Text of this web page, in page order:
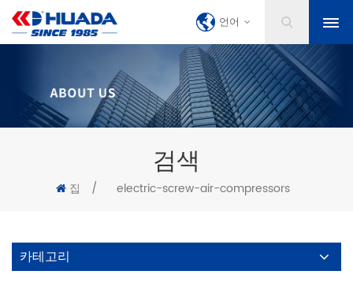
언어
검색
집 / electric-screw-air-compressors
카테고리